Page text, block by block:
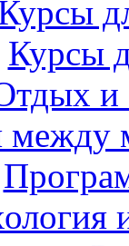
Курсы
и
между